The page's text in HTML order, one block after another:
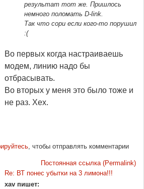
результат тот же. Пришлось
немного поломать D-link.
Так что сори если кого-то порушил
:(
Во первых когда настраиваешь
модем, линию надо бы
отбрасывать.
Во вторых у меня это было тоже и
не раз. Хех.
, чтобы отправлять комментарии
Постоянная ссылка (Permalink)
Re: ВТ понес убытки на 3 лимона!!!
xav пишет: